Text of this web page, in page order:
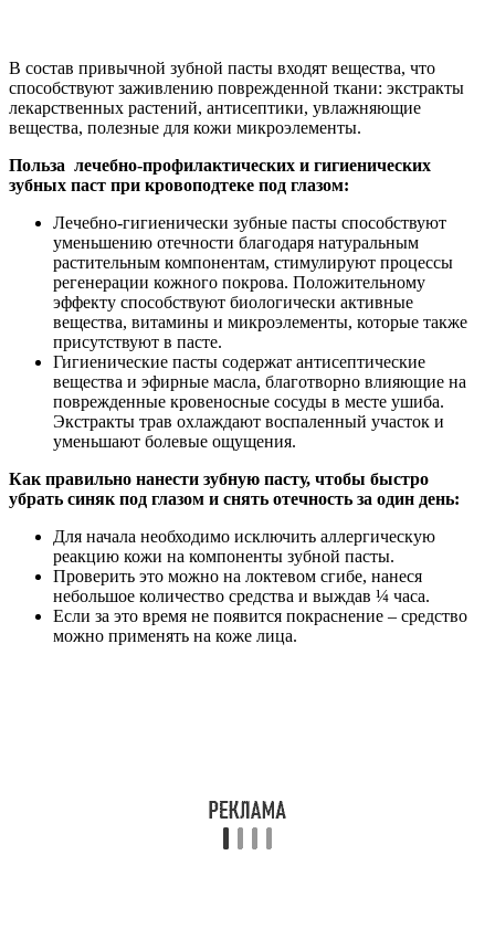
В состав привычной зубной пасты входят вещества, что
способствуют заживлению поврежденной ткани: экстракты
лекарственных растений, антисептики, увлажняющие
вещества, полезные для кожи микроэлементы.
Польза лечебно-профилактических и гигиенических
зубных паст при кровоподтеке под глазом:
Лечебно-гигиенически зубные пасты способствуют
уменьшению отечности благодаря натуральным
растительным компонентам, стимулируют процессы
регенерации кожного покрова. Положительному
эффекту способствуют биологически активные
вещества, витамины и микроэлементы, которые также
присутствуют в пасте.
Гигиенические пасты содержат антисептические
вещества и эфирные масла, благотворно влияющие на
поврежденные кровеносные сосуды в месте ушиба.
Экстракты трав охлаждают воспаленный участок и
уменьшают болевые ощущения.
Как правильно нанести зубную пасту, чтобы быстро
убрать синяк под глазом и снять отечность за один день:
Для начала необходимо исключить аллергическую
реакцию кожи на компоненты зубной пасты.
Проверить это можно на локтевом сгибе, нанеся
небольшое количество средства и выждав ¼ часа.
Если за это время не появится покраснение – средство
можно применять на коже лица.